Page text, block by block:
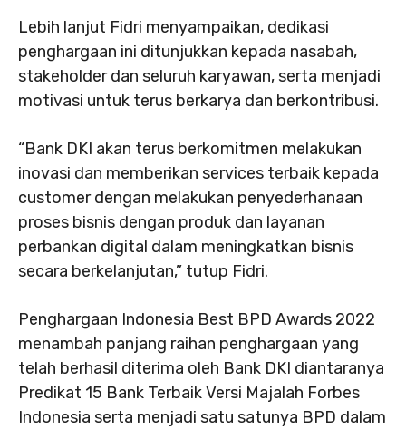
Lebih lanjut Fidri menyampaikan, dedikasi
penghargaan ini ditunjukkan kepada nasabah,
stakeholder dan seluruh karyawan, serta menjadi
motivasi untuk terus berkarya dan berkontribusi.
“Bank DKI akan terus berkomitmen melakukan
inovasi dan memberikan services terbaik kepada
customer dengan melakukan penyederhanaan
proses bisnis dengan produk dan layanan
perbankan digital dalam meningkatkan bisnis
secara berkelanjutan,” tutup Fidri.
Penghargaan Indonesia Best BPD Awards 2022
menambah panjang raihan penghargaan yang
telah berhasil diterima oleh Bank DKI diantaranya
Predikat 15 Bank Terbaik Versi Majalah Forbes
Indonesia serta menjadi satu satunya BPD dalam